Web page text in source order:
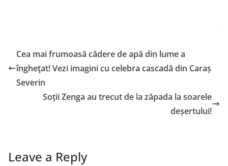
Cea mai frumoasă cădere de apă din lume a
îngheţat! Vezi imagini cu celebra cascadă din Caraș
Severin
Soții Zenga au trecut de la zăpada la soarele
deșertului!
Leave a Reply